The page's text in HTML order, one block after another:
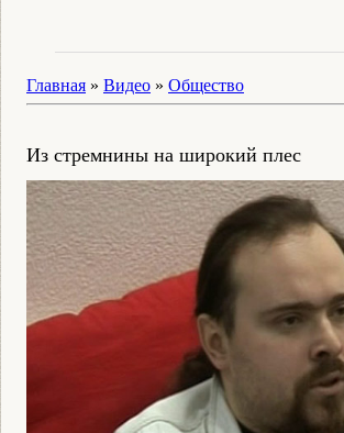
Главная » Видео » Общество
Из стремнины на широкий плес